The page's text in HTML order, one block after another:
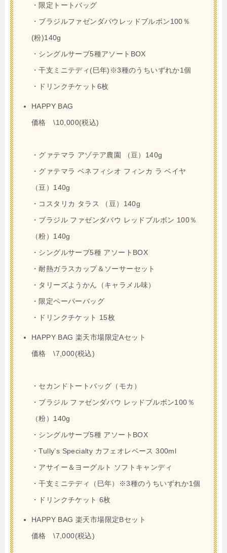
・限定トートバッグ
・ブラジルファゼンダバウレッドブルボン100％
(粉)140g
・シングルサーブ5種アソートBOX
・干支ミニテディ(巳年)※3種のうちいずれか1個
・ドリンクチケット6枚
HAPPY BAG
価格 \10,000(税込)
・グァテマラ アゾテア農園 （豆）140g
・グァテマラ ベネフィシオ フィンカ ラ ベイヤ
（豆）140g
・コスタリカ タラス （豆）140g
・ブラジル ファゼンダバウ レッドブルボン 100％
（粉）140g
・シングルサーブ5種 アソートBOX
・耐熱ガラスカップ＆ソーサーセット
・タリーズようかん（キャラメル味）
・限定ペーパーバッグ
・ドリンクチケット 15枚
HAPPY BAG 楽天市場限定Aセット
価格 \7,000(税込)
・セカンドトートバッグ（モカ）
・ブラジル ファゼンダバウ レッドブルボン100％
（粉）140g
・シングルサーブ5種 アソートBOX
・Tully’s Specialty カフェオレベース 300ml
・アサイー＆ヨーグルト ソフトキャンディ
・干支ミニテディ（巳年）※3種のうちいずれか1個
・ドリンクチケット 6枚
HAPPY BAG 楽天市場限定Bセット
価格 \7,000(税込)